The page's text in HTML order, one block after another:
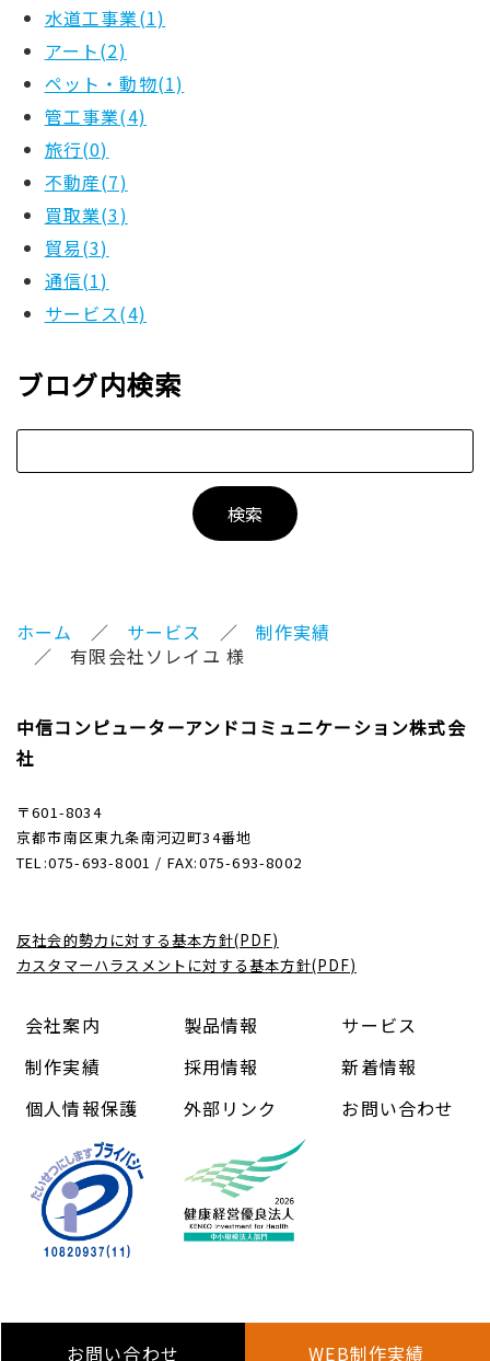
水道工事業(1)
アート(2)
ペット・動物(1)
管工事業(4)
旅行(0)
不動産(7)
買取業(3)
貿易(3)
通信(1)
サービス(4)
ブログ内検索
ホーム サービス
制作実績
有限会社ソレイユ 様
中信コンピューターアンドコミュニケーション株式会
社
〒601-8034
京都市南区東九条南河辺町34番地
TEL:075-693-8001 / FAX:075-693-8002
反社会的勢力に対する基本方針(PDF)
カスタマーハラスメントに対する基本方針(PDF)
会社案内 製品情報
サービス
制作実績
採用情報
新着情報
個人情報保護
外部リンク お問い合わせ
お問い合わせ WEB制作実績
ン株式会社 All Rights Reserved.